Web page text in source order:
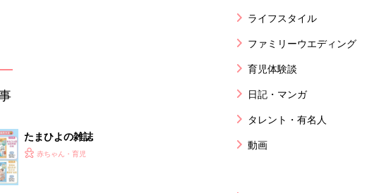
ライフスタイル
ファミリーウエディング
育児体験談
日記・マンガ
タレント・有名人
動画